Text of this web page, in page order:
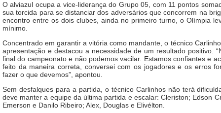
O alviazul ocupa a vice-liderança do Grupo 05, com 11 pontos
sua torcida para se distanciar dos adversários que concorrem na
encontro entre os dois clubes, ainda no primeiro turno, o Olímpia
mínimo.
Concentrado em garantir a vitória como mandante, o técnico
apresentação e destacou a necessidade de um resultado positivo.
final do campeonato e não podemos vacilar. Estamos confiantes e
feito da maneira correta, conversei com os jogadores e os erros
fazer o que devemos”, apontou.
Sem desfalques para a partida, o técnico Carlinhos não terá
deve manter a equipe da última partida e escalar: Cleriston; Edson
Emerson e Danilo Ribeiro; Alex, Douglas e Elivélton.